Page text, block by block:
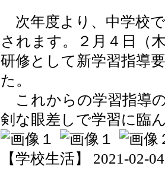
次年度より、中学校
されます。２月４日（
研修として新学習指導
た。
これからの学習指導
剣な眼差しで学習に臨
【学校生活】 2021-02-